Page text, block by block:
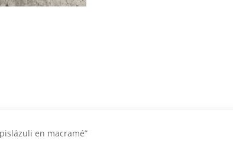
en macramé”